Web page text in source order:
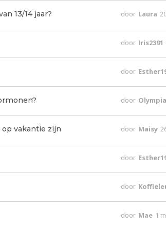
13/14 jaar? door Laura
door Iris2391
door
door
vakantie zijn door Maisy
door
door
door Mae 1